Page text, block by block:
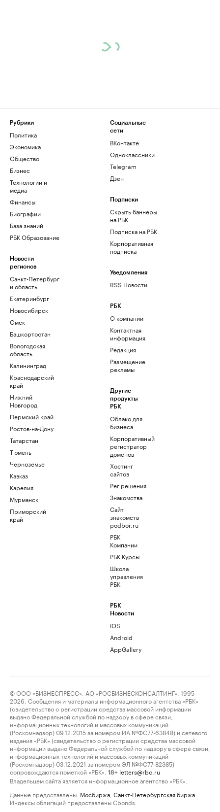
Рубрики
Политика
Экономика
Общество
Бизнес
Технологии и
медиа
Финансы
Биографии
База знаний
РБК Образование
Новости
регионов
Санкт-Петербург
и область
Екатеринбург
Новосибирск
Омск
Башкортостан
Вологодская
область
Калининград
Краснодарский
край
Нижний
Новгород
Пермский край
Ростов-на-Дону
Татарстан
Тюмень
Черноземье
Кавказ
Карелия
Мурманск
Приморский
край
Социальные
сети
ВКонтакте
Одноклассники
Telegram
Дзен
Подписки
Скрыть баннеры
на РБК
Подписка на РБК
Корпоративная
подписка
Уведомления
RSS Новости
РБК
О компании
Контактная
информация
Редакция
Размещение
рекламы
Другие
продукты
РБК
Облако для
бизнеса
Корпоративный
регистратор
доменов
Хостинг
сайтов
Рег.решения
Знакомства
Сайт
знакомств
podbor.ru
РБК
Компании
РБК Курсы
Школа
управления
РБК
РБК
Новости
iOS
Android
AppGallery
© ООО «БИЗНЕСПРЕСС», АО «РОСБИЗНЕСКОНСАЛТИНГ», 1995–
2026. Сообщения и материалы информационного агентства «РБК»
(свидетельство о регистрации средства массовой информации
выдано Федеральной службой по надзору в сфере связи,
информационных технологий и массовых коммуникаций
(Роскомнадзор) 09.12.2015 за номером ИА №ФС77-63848) и сетевого
издания «РБК» (свидетельство о регистрации средства массовой
информации выдано Федеральной службой по надзору в сфере связи,
информационных технологий и массовых коммуникаций
(Роскомнадзор) 03.12.2021 за номером ЭЛ №ФС77-82385)
сопровождаются пометкой «РБК».
18+ letters@rbc.ru
Владельцем сайта является информационное агентство «РБК».
Данные предоставлены: Мосбиржа Санкт-Петербургская биржа
Индексы облигаций предоставлены Cbonds.